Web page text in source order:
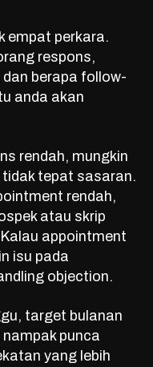
empat perkara.
respons,
berapa follow-
anda akan
rendah, mungkin
tidak tepat sasaran.
rendah,
atau skrip
appointment
isu pada
objection.
target bulanan
punca
yang lebih